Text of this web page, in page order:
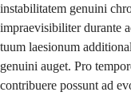
instabilitatem genuini
impraevisibiliter durante
tuum laesionum
genuini auget. Pro
contribuere possunt ad